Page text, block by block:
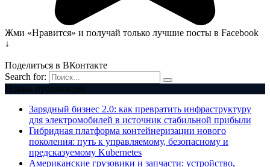
Жми «Нравится» и получай только лучшие посты в Facebook
↓
Поделиться в ВКонтакте
Search for:
Новые публикации
Зарядный бизнес 2.0: как превратить инфраструктуру
для электромобилей в источник стабильной прибыли
Гибридная платформа контейнеризации нового
поколения: путь к управляемому, безопасному и
предсказуемому Kubernetes
Американские грузовики и запчасти: устройство,